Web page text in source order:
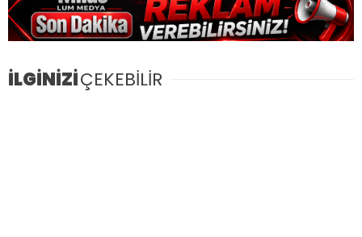
İLGİNİZİÇEKEBİLİR